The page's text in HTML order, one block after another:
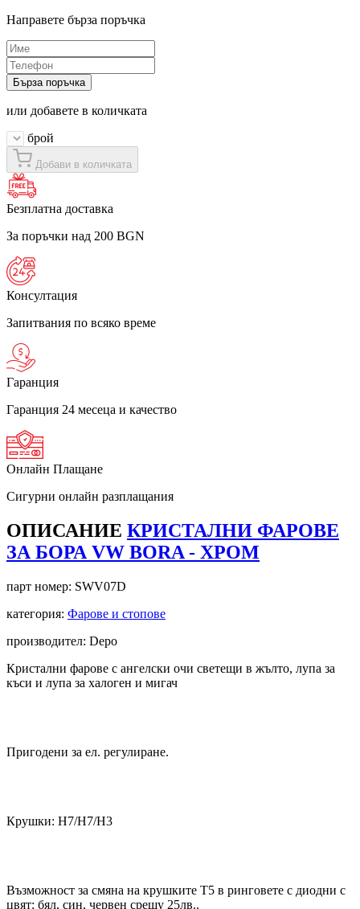
Направете бърза поръчка
Бърза поръчка
или добавете в количката
брой
Добави в количката
Безплатна доставка
За поръчки над 200 BGN
Консултация
Запитвания по всяко време
Гаранция
Гаранция 24 месеца и качество
Онлайн Плащане
Сигурни онлайн разплащания
ОПИСАНИЕ КРИСТАЛНИ ФАРОВЕ
ЗА БОРА VW BORA - ХРОМ
парт номер: SWV07D
категория: Фарове и стопове
производител: Depo
Кристални фарове с ангелски очи светещи в жълто, лупа за
къси и лупа за халоген и мигач
Пригодени за ел. регулиране.
Крушки: Н7/H7/H3
Възможност за смяна на крушките T5 в ринговете с диодни с
цвят: бял, син, червен срещу 25лв..